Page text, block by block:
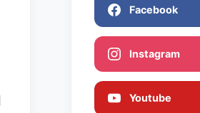
Facebook
Instagram
Youtube